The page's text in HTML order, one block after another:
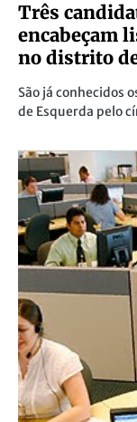
Três
encabeçam
no distrito
São já conhecidos
de Esquerda pelo